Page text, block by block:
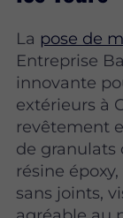
La pose de
Entreprise
innovante
extérieurs à
revêtement
de granulats
résine
sans joints,